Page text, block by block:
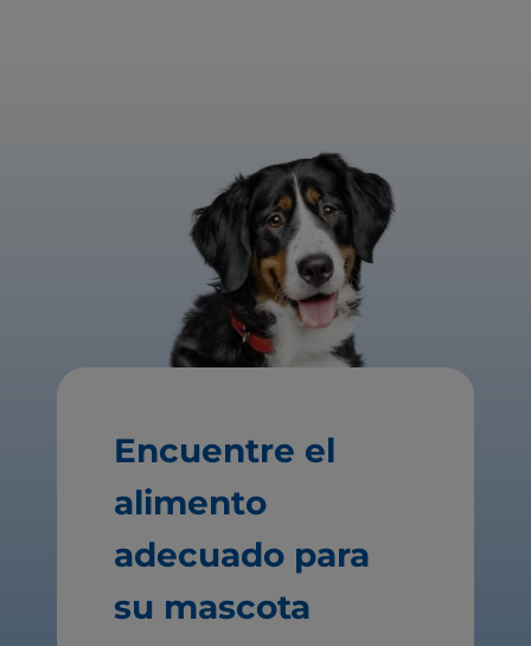
Encuentre el
alimento
adecuado para
su mascota